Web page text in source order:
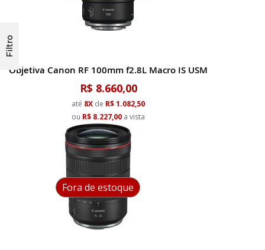
Objetiva Canon RF 100mm f2.8L Macro IS USM
R$ 8.660,00
até 8X de R$ 1.082,50
ou R$ 8.227,00 a vista
Fora de estoque
Filtro